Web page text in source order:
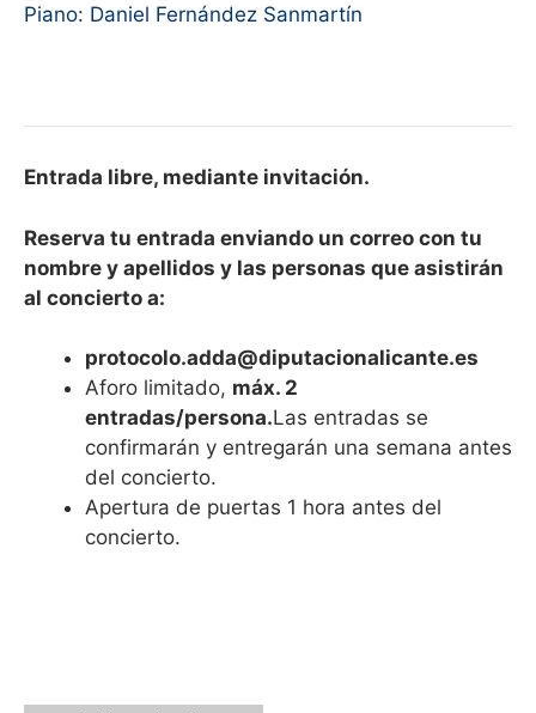
Piano: Daniel Fernández Sanmartín
Entrada libre, mediante invitación.
Reserva tu entrada enviando un correo con tu
nombre y apellidos y las personas que asistirán
al concierto a:
protocolo.adda@diputacionalicante.es
Aforo limitado, máx. 2
entradas/persona.Las entradas se
confirmarán y entregarán una semana antes
del concierto.
Apertura de puertas 1 hora antes del
concierto.